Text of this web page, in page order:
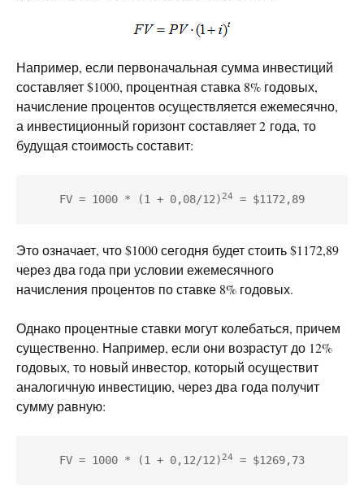
Например, если первоначальная сумма инвестиций
составляет $1000, процентная ставка 8% годовых,
начисление процентов осуществляется ежемесячно,
а инвестиционный горизонт составляет 2 года, то
будущая стоимость составит:
FV = 1000 * (1 + 0,08/12) 24 = $1172,89
Это означает, что $1000 сегодня будет стоить $1172,89
через два года при условии ежемесячного
начисления процентов по ставке 8% годовых.
Однако процентные ставки могут колебаться, причем
существенно. Например, если они возрастут до 12%
годовых, то новый инвестор, который осуществит
аналогичную инвестицию, через два года получит
сумму равную:
FV = 1000 * (1 + 0,12/12) 24 = $1269,73